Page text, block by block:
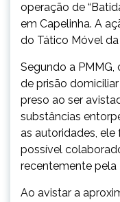
operação de
em Capelinha. A
do Tático Móvel
Segundo a PMMG,
de prisão
preso ao ser
substâncias
as autoridades,
possível
recentemente pela
Ao avistar a